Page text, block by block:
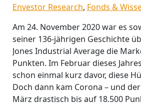
Envestor Research, Fonds &
Am 24. November 2020 war es
seiner 136-jährigen Geschichte
Jones Industrial Average die
Punkten. Im Februar dieses
schon einmal kurz davor, diese
Doch dann kam Corona – und
März drastisch bis auf 18.500